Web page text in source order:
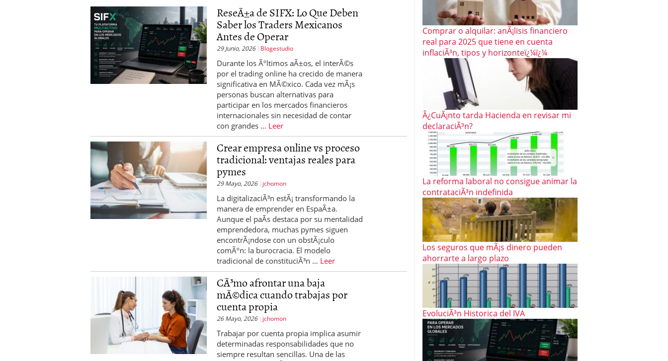
ReseÃ±a de SIFX: Lo Que Deben
Saber los Traders Mexicanos
Antes de Operar
29 Junio, 2026 Blogestudio
Durante los Ãºltimos aÃ±os, el interÃ©s
por el trading online ha crecido de manera
significativa en MÃ©xico. Cada vez mÃ¡s
personas buscan alternativas para
participar en los mercados financieros
internacionales sin necesidad de contar
con grandes … Leer
Crear empresa online vs proceso
tradicional: ventajas reales para
pymes
29 Mayo, 2026 jchomon
La digitalizaciÃ³n estÃ¡ transformando la
manera de emprender en EspaÃ±a.
Aunque el paÃ­s destaca por su mentalidad
emprendedora, muchas pymes siguen
encontrÃ¡ndose con un obstÃ¡culo
comÃºn: la burocracia. El modelo
tradicional de constituciÃ³n … Leer
CÃ³mo afrontar una baja
mÃ©dica cuando trabajas por
cuenta propia
26 Mayo, 2026 jchomon
Trabajar por cuenta propia implica asumir
determinadas responsabilidades que no
siempre resultan sencillas. Una de las
Comprar o alquilar: anÃ¡lisis financiero
real para 2025 que tiene en cuenta
inflaciÃ³n, tipos y horizonteï¿¼ï¿¼
Â¿CuÃ¡nto tarda Hacienda en revisar mi
declaraciÃ³n?
La reforma laboral no consigue animar la
contrataciÃ³n indefinida
Los seguros que mÃ¡s dinero pueden
ahorrarte a largo plazo
EvoluciÃ³n Historica del IVA